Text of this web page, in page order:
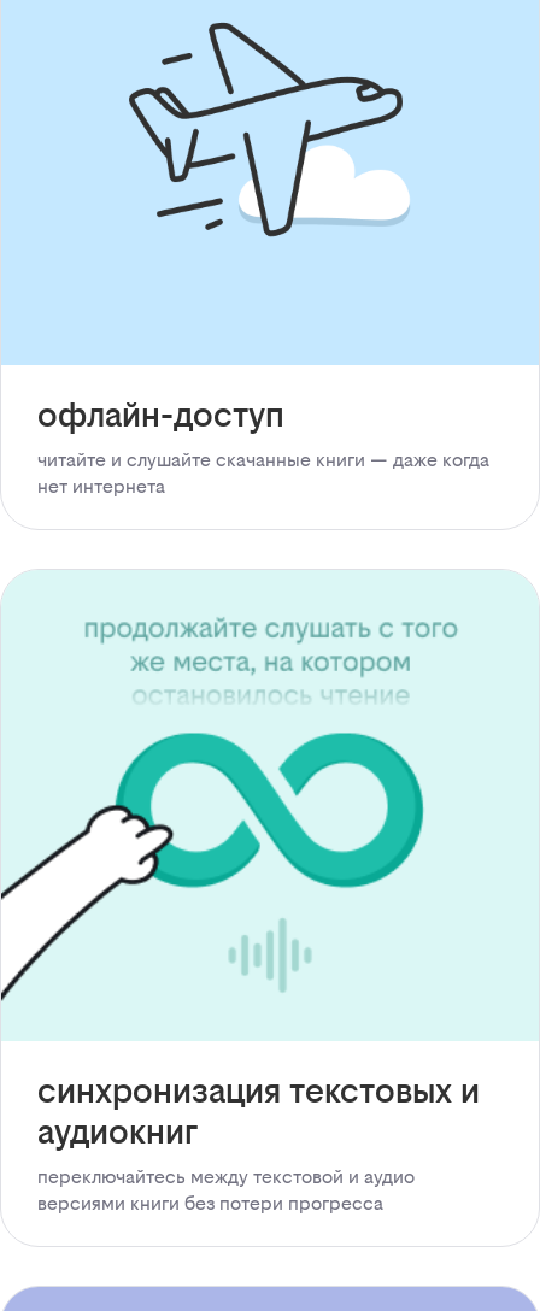
офлайн-доступ
читайте и слушайте скачанные книги — даже когда
нет интернета
синхронизация текстовых и
аудиокниг
переключайтесь между текстовой и аудио
версиями книги без потери прогресса